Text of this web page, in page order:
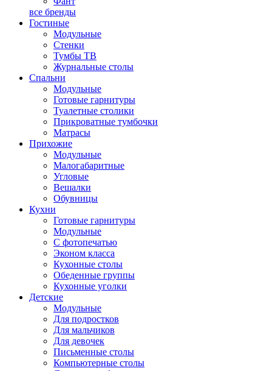
все бренды
Гостиные
Модульные
Стенки
Тумбы ТВ
Журнальные столы
Спальни
Модульные
Готовые гарнитуры
Туалетные столики
Прикроватные тумбочки
Матрасы
Прихожие
Модульные
Малогабаритные
Угловые
Вешалки
Обувницы
Кухни
Готовые гарнитуры
Модульные
С фотопечатью
Эконом класса
Кухонные столы
Обеденные группы
Кухонные уголки
Детские
Модульные
Для подростков
Для мальчиков
Для девочек
Письменные столы
Компьютерные столы